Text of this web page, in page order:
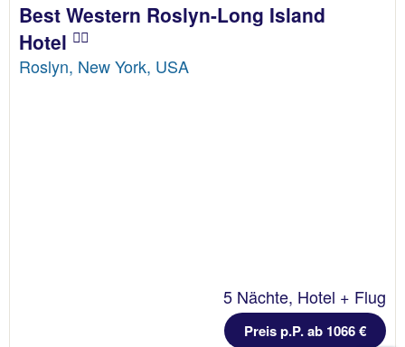
Best Western Roslyn-Long Island
Hotel
Roslyn, New York, USA
5 Nächte, Hotel + Flug
Preis p.P. ab 1066 €